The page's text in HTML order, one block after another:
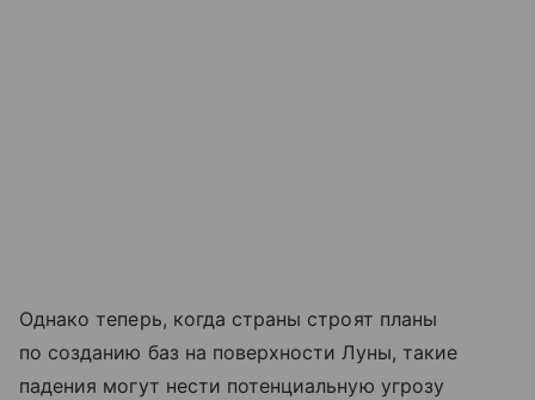
Однако теперь, когда страны строят планы
по созданию баз на поверхности Луны, такие
падения могут нести потенциальную угрозу